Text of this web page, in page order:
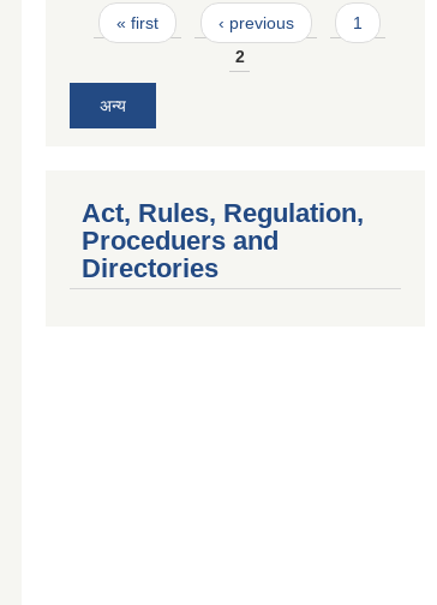
Pages
« first ‹ previous
1
2
अन्य
Act, Rules, Regulation,
Proceduers and
Directories